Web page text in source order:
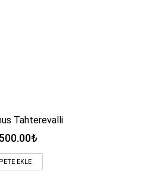
Tahterevalli
₺
EKLE